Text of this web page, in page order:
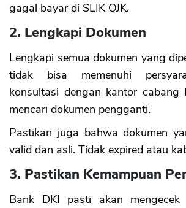
gagal bayar di SLIK OJK.
2. Lengkapi Dokumen
Lengkapi semua dokumen yang
tidak bisa memenuhi
konsultasi dengan kantor cabang
mencari dokumen pengganti.
Pastikan juga bahwa dokumen
valid dan asli. Tidak expired atau
3. Pastikan Kemampuan
Bank DKI pasti akan mengecek